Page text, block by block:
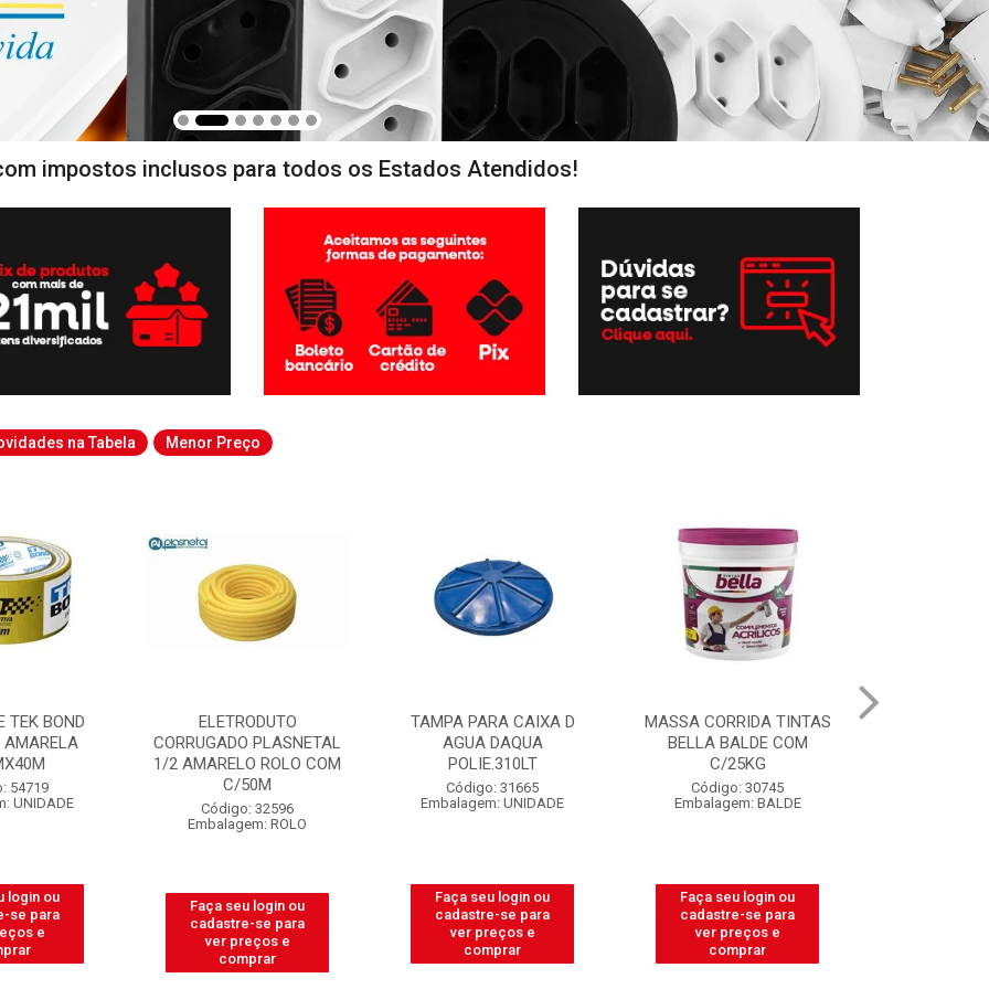
impostos inclusos para todos os Estados Atendidos!
na Tabela Menor Preço
TEK BOND
54719
UNIDADE
login ou
se para
e
ELETRODUTO
CORRUGADO PLASNETAL
1/2 AMARELO ROLO COM
C/50M
Código: 32596
Embalagem: ROLO
Faça seu login ou
cadastre-se para
ver preços e
comprar
TAMPA PARA CAIXA D
AGUA DAQUA
POLIE.310LT
Código: 31665
Embalagem: UNIDADE
Faça seu login ou
cadastre-se para
ver preços e
comprar
MASSA CORRIDA TINTAS
BELLA BALDE COM
C/25KG
Código: 30745
Embalagem: BALDE
Faça seu login ou
cadastre-se para
ver preços e
comprar